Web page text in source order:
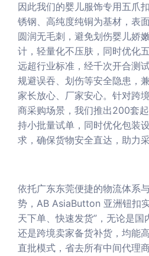
因此我们的婴儿服饰专用五爪
锈钢、高纯度纯铜为基材，表
圆润无毛刺，避免划伤婴儿娇
计，轻量化不压肤，同时优化
远超行业标准，经千次开合测
规避误吞、划伤等安全隐患，
家长放心、厂家安心。针对跨
商采购场景，我们推出200套
持小批量试单，同时优化包装
求，确保货物安全直达，助力
依托广东东莞便捷的物流体系
势，AB AsiaButton 亚洲钮扣
天下单、快速发货”，无论是国
还是跨境卖家备货补货，均能
直批模式，省去所有中间代理